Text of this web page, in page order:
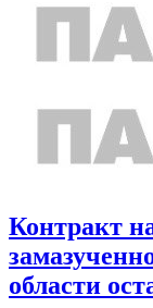
Контракт
области